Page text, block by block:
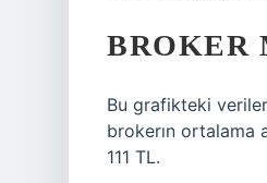
BROKER
Bu grafikteki
brokerın ortalama
111 TL.